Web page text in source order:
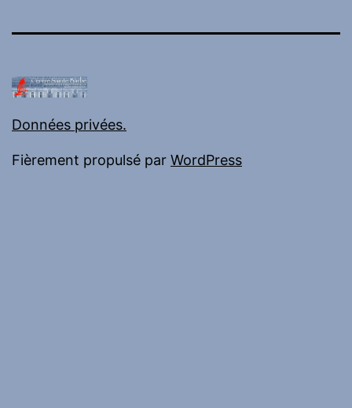
Données privées.
Fièrement propulsé par WordPress